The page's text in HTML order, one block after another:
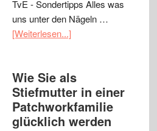
TvE - Sondertipps Alles was
uns unter den Nägeln …
[Weiterlesen...]
Wie Sie als
Stiefmutter in einer
Patchworkfamilie
glücklich werden